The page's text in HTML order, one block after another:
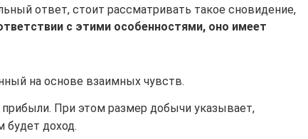
ответ, стоит рассматривать такое сновидение,
с этими особенностями, оно имеет
на основе взаимных чувств.
При этом размер добычи указывает,
будет доход.